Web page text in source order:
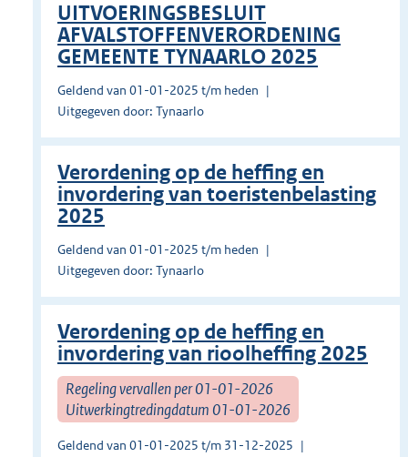
UITVOERINGSBESLUIT
AFVALSTOFFENVERORDENING
GEMEENTE TYNAARLO 2025
Geldend van 01-01-2025 t/m heden
Uitgegeven door: Tynaarlo
Verordening op de heffing en
invordering van toeristenbelasting
2025
Geldend van 01-01-2025 t/m heden
Uitgegeven door: Tynaarlo
Verordening op de heffing en
invordering van rioolheffing 2025
Regeling vervallen per 01-01-2026
Uitwerkingtredingdatum 01-01-2026
Geldend van 01-01-2025 t/m 31-12-2025